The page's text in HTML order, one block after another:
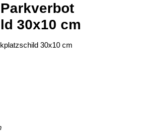
30x10 cm
30x10 cm